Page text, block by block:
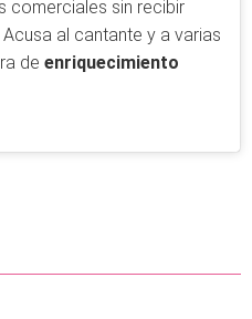
comerciales sin recibir
al cantante y a varias
de enriquecimiento